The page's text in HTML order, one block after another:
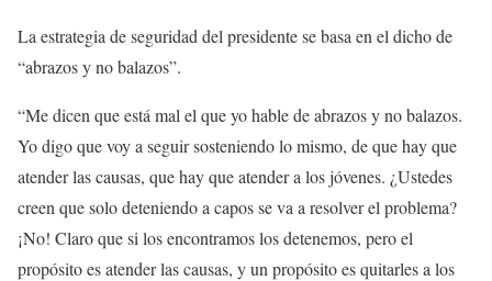
La estrategia de seguridad del presidente se basa en el dicho de
“abrazos y no balazos”.
“Me dicen que está mal el que yo hable de abrazos y no balazos.
Yo digo que voy a seguir sosteniendo lo mismo, de que hay que
atender las causas, que hay que atender a los jóvenes. ¿Ustedes
creen que solo deteniendo a capos se va a resolver el problema?
¡No! Claro que si los encontramos los detenemos, pero el
propósito es atender las causas, y un propósito es quitarles a los